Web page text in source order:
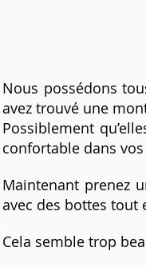
Nous possédons
avez trouvé une
Possiblement
confortable dans
Maintenant prenez
avec des bottes tout
Cela semble trop